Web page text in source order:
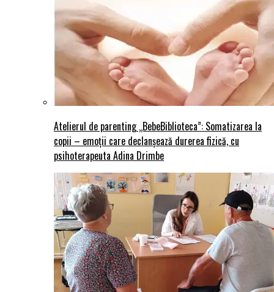
Atelierul de parenting „BebeBiblioteca”: Somatizarea la
copii – emoții care declanșează durerea fizică, cu
psihoterapeuta Adina Drimbe